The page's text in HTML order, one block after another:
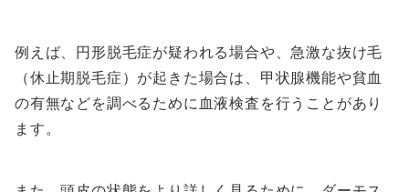
例えば、円形脱毛症が疑われる場合や、急激な抜け毛
（休止期脱毛症）が起きた場合は、甲状腺機能や貧血
の有無などを調べるために血液検査を行うことがあり
ます。